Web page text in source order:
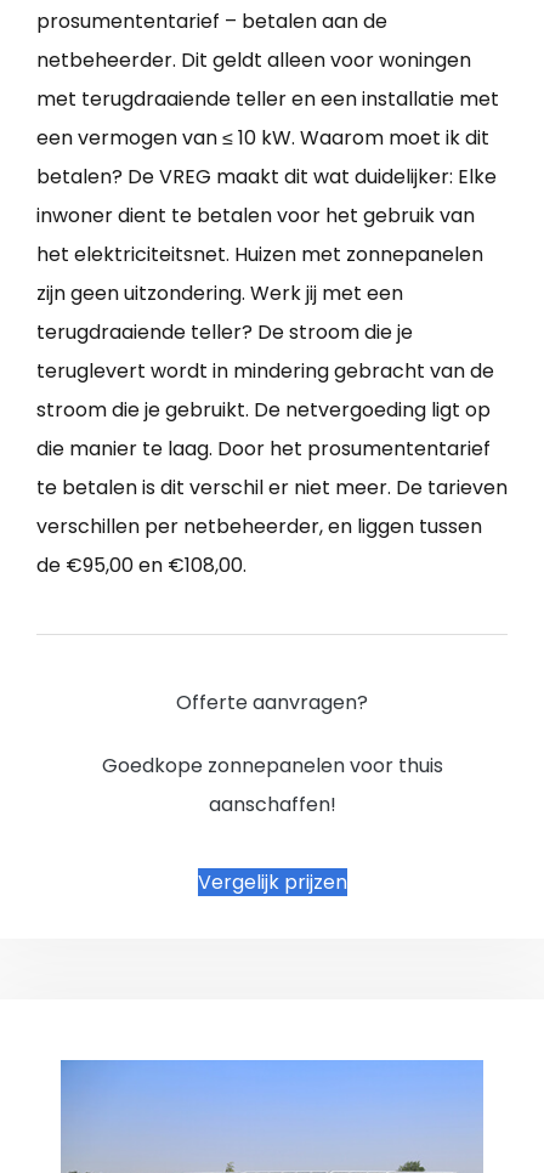
prosumententarief – betalen aan de
netbeheerder. Dit geldt alleen voor woningen
met terugdraaiende teller en een installatie met
een vermogen van ≤ 10 kW. Waarom moet ik dit
betalen? De VREG maakt dit wat duidelijker: Elke
inwoner dient te betalen voor het gebruik van
het elektriciteitsnet. Huizen met zonnepanelen
zijn geen uitzondering. Werk jij met een
terugdraaiende teller? De stroom die je
teruglevert wordt in mindering gebracht van de
stroom die je gebruikt. De netvergoeding ligt op
die manier te laag. Door het prosumententarief
te betalen is dit verschil er niet meer. De tarieven
verschillen per netbeheerder, en liggen tussen
de €95,00 en €108,00.
Offerte aanvragen?
Goedkope zonnepanelen voor thuis
aanschaffen!
Vergelijk prijzen